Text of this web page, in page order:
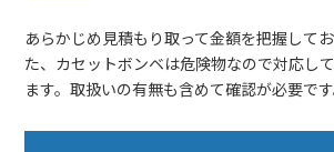
あらかじめ見積もり取って金額を把握して
た、カセットボンベは危険物なので対応し
ます。取扱いの有無も含めて確認が必要です